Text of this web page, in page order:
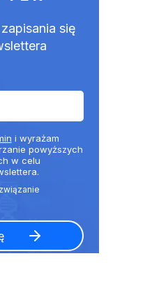
się
i wyrażam
powyższych
w celu